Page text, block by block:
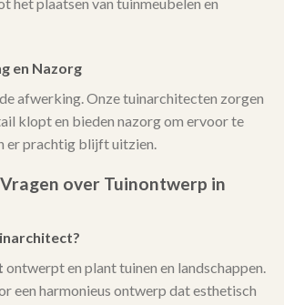
en Nazorg
afwerking. Onze tuinarchitecten zorgen
klopt en bieden nazorg om ervoor te
er prachtig blijft uitzien.
over Tuinontwerp in
ontwerpt en plant tuinen en landschappen.
een harmonieus ontwerp dat esthetisch